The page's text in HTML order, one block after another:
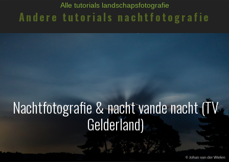
Alle tutorials landschapsfotografie
Andere tutorials nachtfotografie
Nachtfotografie & nacht vande nacht (TV
Gelderland)